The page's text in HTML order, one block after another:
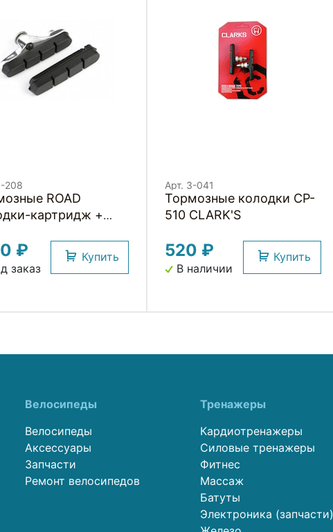
208
ROAD
картридж +
₽
заказ
Купить
Арт. 3-041
Тормозные колодки CP-
510 CLARK'S
520 ₽
В наличии
Купить
Велосипеды
Велосипеды
Аксессуары
Запчасти
Ремонт велосипедов
Тренажеры
Кардиотренажеры
Силовые тренажеры
Фитнес
Массаж
Батуты
Электроника (запчасти)